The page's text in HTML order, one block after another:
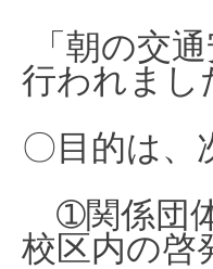
「朝の交
行われまし
〇目的は、
➀関係団
校区内の啓